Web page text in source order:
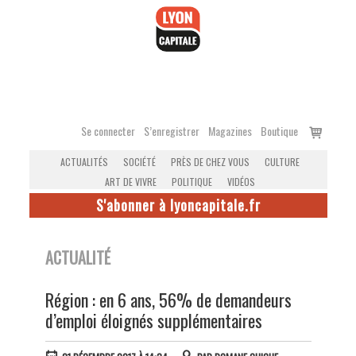
Se connecter S’enregistrer Magazines Boutique
Voir
ACTUALITÉS SOCIÉTÉ PRÈS DE CHEZ VOUS
CULTURE
ART DE VIVRE
POLITIQUE VIDÉOS
S'abonner à lyoncapitale.fr
ACTUALITÉ
Région : en 6 ans, 56% de demandeurs
d’emploi éloignés supplémentaires